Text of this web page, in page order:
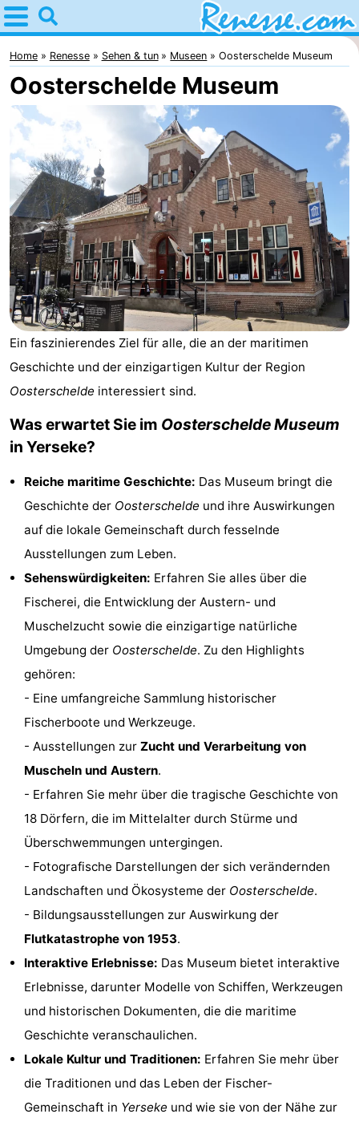
Home
Renesse
Tipps
Für
kindern
Übernachten
Appartements
-
Port
Greve
-
Zeeuwse
Kust
Campingplätze
Ferienhäuser
Buitenheem
-
De
Oase
-
Duinoord
-
Ginsterveld
Julianahoeve
Livingstone
Port
Greve
Port
Zélande
Resort
Haamstede
Résidence
Hof
van
Haamstede
Schouwen
Schouwse
Valleien
Soeten
Haert
Wijde
Blick
Zeeland
Village
Zeeuwse
Kust
Zonnedorp
Hof
van
Hotels
Zimmer
(mit
Lastminutes
Home Renesse Sehen & tun Museen Oosterschelde Museum
Oosterschelde Museum
Ein faszinierendes Ziel für alle, die an der maritimen
Geschichte und der einzigartigen Kultur der Region
Oosterschelde interessiert sind.
Was erwartet Sie im Oosterschelde Museum
in Yerseke?
Reiche maritime Geschichte: Das Museum bringt die
Geschichte der Oosterschelde und ihre Auswirkungen
auf die lokale Gemeinschaft durch fesselnde
Ausstellungen zum Leben.
Sehenswürdigkeiten: Erfahren Sie alles über die
Fischerei, die Entwicklung der Austern- und
Muschelzucht sowie die einzigartige natürliche
Umgebung der Oosterschelde. Zu den Highlights
gehören:
- Eine umfangreiche Sammlung historischer
Fischerboote und Werkzeuge.
- Ausstellungen zur Zucht und Verarbeitung von
Muscheln und Austern.
- Erfahren Sie mehr über die tragische Geschichte von
18 Dörfern, die im Mittelalter durch Stürme und
Überschwemmungen untergingen.
- Fotografische Darstellungen der sich verändernden
Landschaften und Ökosysteme der Oosterschelde.
- Bildungsausstellungen zur Auswirkung der
Flutkatastrophe von 1953.
Interaktive Erlebnisse: Das Museum bietet interaktive
Erlebnisse, darunter Modelle von Schiffen, Werkzeugen
und historischen Dokumenten, die die maritime
Geschichte veranschaulichen.
Lokale Kultur und Traditionen: Erfahren Sie mehr über
die Traditionen und das Leben der Fischer-
Gemeinschaft in Yerseke und wie sie von der Nähe zur